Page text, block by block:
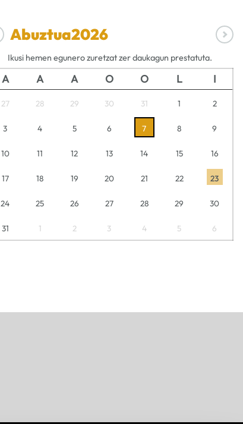
Abuztua2026
Ikusi hemen egunero zuretzat zer daukagun prestatuta.
A A A O O L I
27 28 29 30 31 1 2
3 4 5 6 7 8 9
10 11 12 13 14 15 16
17 18 19 20 21 22 23
24 25 26 27 28 29 30
31 1 2 3 4 5 6